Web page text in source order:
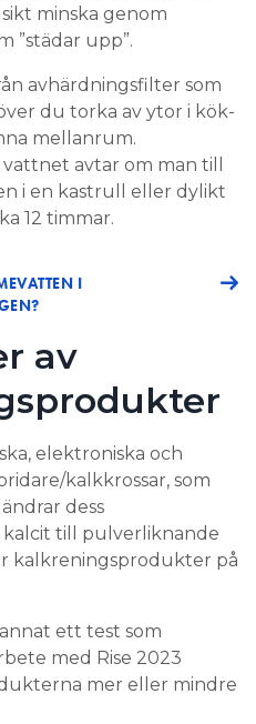
minska genom
”städar upp”.
avhärdningsfilter som
du torka av ytor i kök-
mellanrum.
avtar om man till
i en kastrull eller dylikt
12 timmar.
I
av
elektroniska och
kalkkrossar, som
dess
till pulverliknande
kalkreningsprodukter på
ett test som
med Rise 2023
mer eller mindre